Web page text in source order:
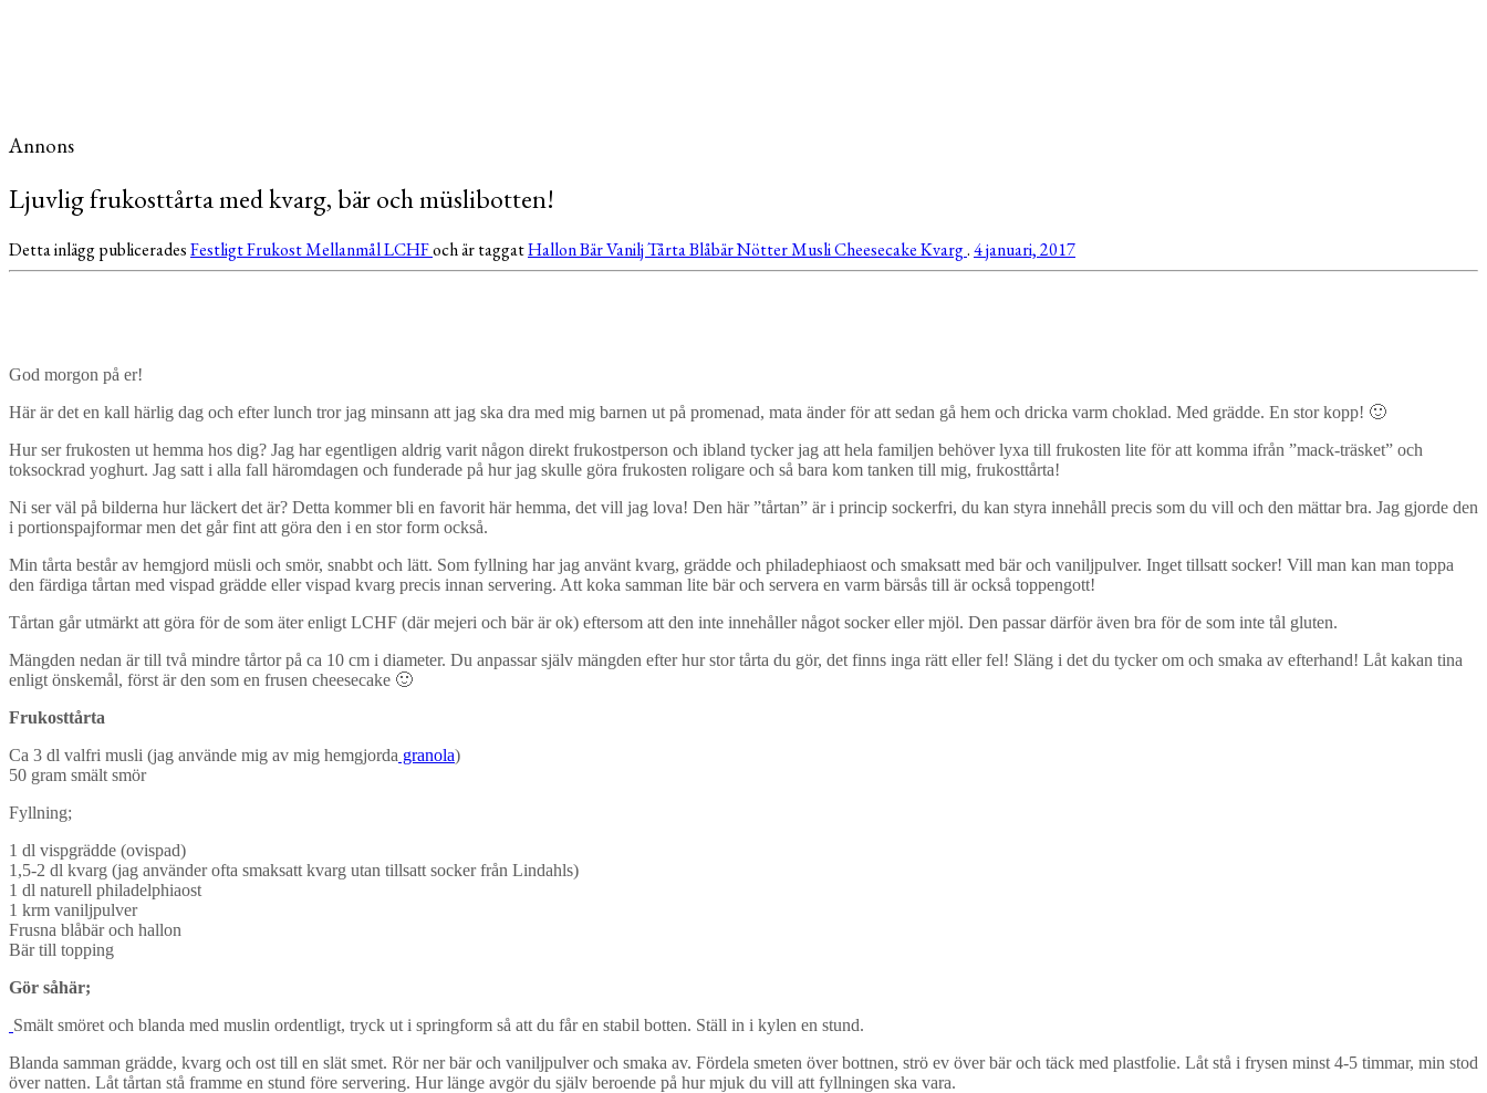
Annons
Ljuvlig frukosttårta med kvarg, bär och müslibotten!
Detta inlägg publiceradesFestligtFrukostMellanmålLCHFoch är taggatHallonBärVaniljTårtaBlåbärNötterMusliCheesecakeKvarg.4 januari, 2017
God morgon på er!
Här är det en kall härlig dag och efter lunch tror jag minsann att jag ska dra med mig barnen ut på promenad, mata änder för att sedan gå hem och dricka varm choklad. Med grädde. En stor kopp! 🙂
Hur ser frukosten ut hemma hos dig? Jag har egentligen aldrig varit någon direkt frukostperson och ibland tycker jag att hela familjen behöver lyxa till frukosten lite för att komma ifrån ”mack-träsket” och
toksockrad yoghurt. Jag satt i alla fall häromdagen och funderade på hur jag skulle göra frukosten roligare och så bara kom tanken till mig, frukosttårta!
Ni ser väl på bilderna hur läckert det är? Detta kommer bli en favorit här hemma, det vill jag lova! Den här ”tårtan” är i princip sockerfri, du kan styra innehåll precis som du vill och den mättar bra. Jag gjorde den
i portionspajformar men det går fint att göra den i en stor form också.
Min tårta består av hemgjord müsli och smör, snabbt och lätt. Som fyllning har jag använt kvarg, grädde och philadephiaost och smaksatt med bär och vaniljpulver. Inget tillsatt socker! Vill man kan man toppa
den färdiga tårtan med vispad grädde eller vispad kvarg precis innan servering. Att koka samman lite bär och servera en varm bärsås till är också toppengott!
Tårtan går utmärkt att göra för de som äter enligt LCHF (där mejeri och bär är ok) eftersom att den inte innehåller något socker eller mjöl. Den passar därför även bra för de som inte tål gluten.
Mängden nedan är till två mindre tårtor på ca 10 cm i diameter. Du anpassar själv mängden efter hur stor tårta du gör, det finns inga rätt eller fel! Släng i det du tycker om och smaka av efterhand! Låt kakan tina
enligt önskemål, först är den som en frusen cheesecake 🙂
Frukosttårta
Ca 3 dl valfri musli (jag använde mig av mig hemgjorda granola)
50 gram smält smör
Fyllning;
1 dl vispgrädde (ovispad)
1,5-2 dl kvarg (jag använder ofta smaksatt kvarg utan tillsatt socker från Lindahls)
1 dl naturell philadelphiaost
1 krm vaniljpulver
Frusna blåbär och hallon
Bär till topping
Gör såhär;
Smält smöret och blanda med muslin ordentligt, tryck ut i springform så att du får en stabil botten. Ställ in i kylen en stund.
Blanda samman grädde, kvarg och ost till en slät smet. Rör ner bär och vaniljpulver och smaka av. Fördela smeten över bottnen, strö ev över bär och täck med plastfolie. Låt stå i frysen minst 4-5 timmar, min stod
över natten. Låt tårtan stå framme en stund före servering. Hur länge avgör du själv beroende på hur mjuk du vill att fyllningen ska vara.